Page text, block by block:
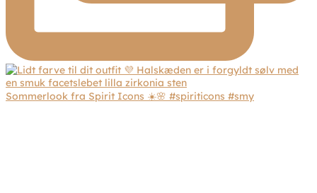
Sommerlook fra Spirit Icons ☀️🌸 #spiriticons #smy